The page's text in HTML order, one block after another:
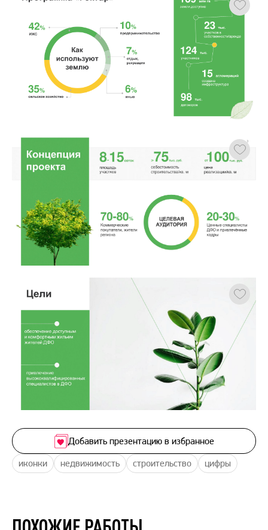
иконки недвижимость строительство цифры
Добавить презентацию в избранное